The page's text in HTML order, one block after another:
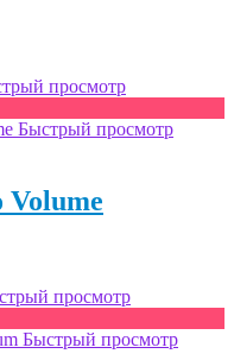
просмотр
Быстрый просмотр
Volume
просмотр
Быстрый просмотр